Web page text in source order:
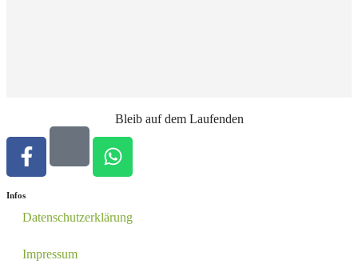
Bleib auf dem Laufenden
Infos
Datenschutzerklärung
Impressum